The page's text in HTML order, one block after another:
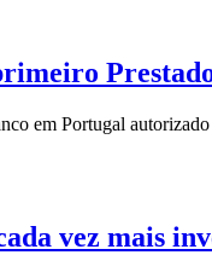
em Portugal
vez mais